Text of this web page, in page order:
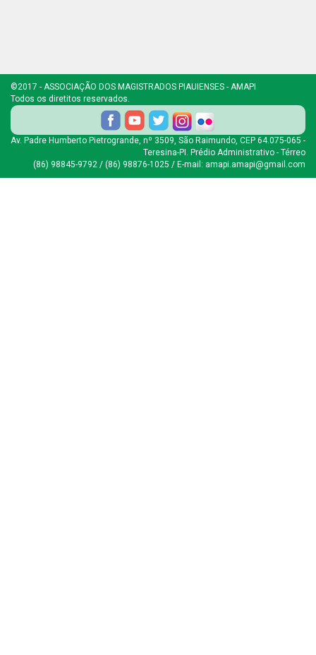
©2017 - ASSOCIAÇÃO DOS MAGISTRADOS PIAUIENSES - AMAPI
Todos os diretitos reservados.
Av. Padre Humberto Pietrogrande, nº 3509, São Raimundo, CEP 64.075-065 -
Teresina-PI. Prédio Administrativo - Térreo
(86) 98845-9792 / (86) 98876-1025 / E-mail: amapi.amapi@gmail.com